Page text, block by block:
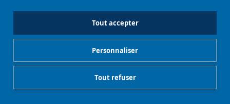
Tout accepter
Tout refuser
Personnaliser